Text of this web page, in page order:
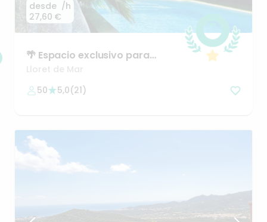
desde
27,60 €
/h
🌴 Espacio exclusivo para
celebraciones
Lloret de Mar
50
5,0(21)